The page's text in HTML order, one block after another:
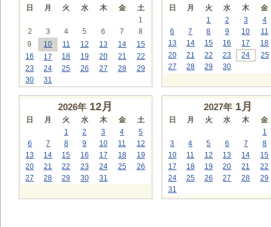
日 月 火 水 木 金
土
1
2
3 4 5 6 7
8
9
10 11 12 13 14
15
16
17 18 19 20 21
22
23
24 25 26 27 28
29
30
31
日 月 火 水 木
金
1
2 3
4
6
7 8 9 10
11
13
14 15 16 17
18
20
21 22 23 24
25
27
28 29 30
2026年 12月
日 月 火 水 木 金
土
1
2 3 4
5
6
7 8 9 10 11
12
13
14 15 16 17 18
19
20
21 22 23 24 25
26
27
28 29 30 31
2027年 1月
日 月 火 水 木
金
1
3
4 5 6 7
8
10
11 12 13 14
15
17
18 19 20 21
22
24
25 26 27 28
29
31